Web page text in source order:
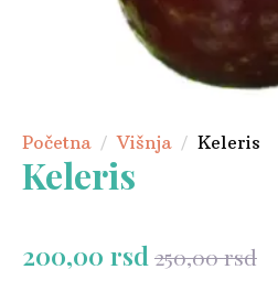
Početna Višnja Keleris
Keleris
250,00rsd
Originalna
200,00 rsd
Trenutna